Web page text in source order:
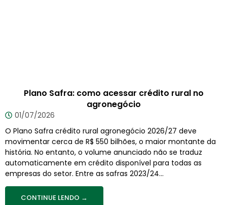
Plano Safra: como acessar crédito rural no
agronegócio
01/07/2026
O Plano Safra crédito rural agronegócio 2026/27 deve
movimentar cerca de R$ 550 bilhões, o maior montante da
história. No entanto, o volume anunciado não se traduz
automaticamente em crédito disponível para todas as
empresas do setor. Entre as safras 2023/24...
CONTINUE LENDO →